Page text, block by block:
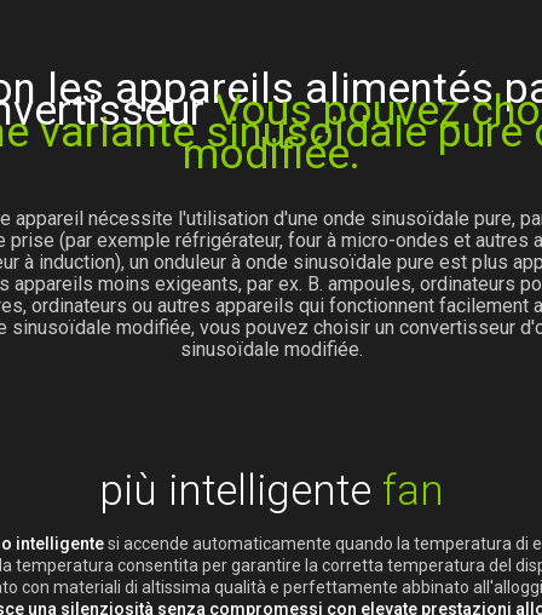
les appareils alimentés
Vous pouvez
variante sinusoïdale pure
modifiée.
appareil nécessite l'utilisation d'une onde sinusoïdale pure,
prise (par exemple réfrigérateur, four à micro-ondes et autres
à induction), un onduleur à onde sinusoïdale pure est plus
appareils moins exigeants, par ex. B. ampoules, ordinateurs
ordinateurs ou autres appareils qui fonctionnent facilement
sinusoïdale modifiée, vous pouvez choisir un convertisseur
sinusoïdale modifiée.
più intelligente fan
intelligentesi accende automaticamente quando la temperatura di
temperatura consentita per garantire la corretta temperatura del
con materiali di altissima qualità e perfettamente abbinato
una silenziosità senza compromessi con elevate prestazioni